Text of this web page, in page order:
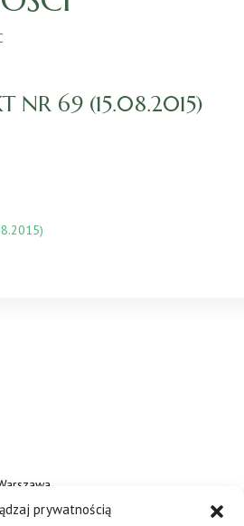
prywatnością
NR 69 (15.08.2015)